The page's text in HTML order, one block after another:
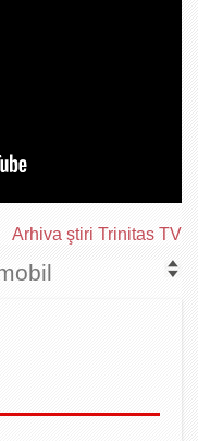
Arhiva ştiri Trinitas TV